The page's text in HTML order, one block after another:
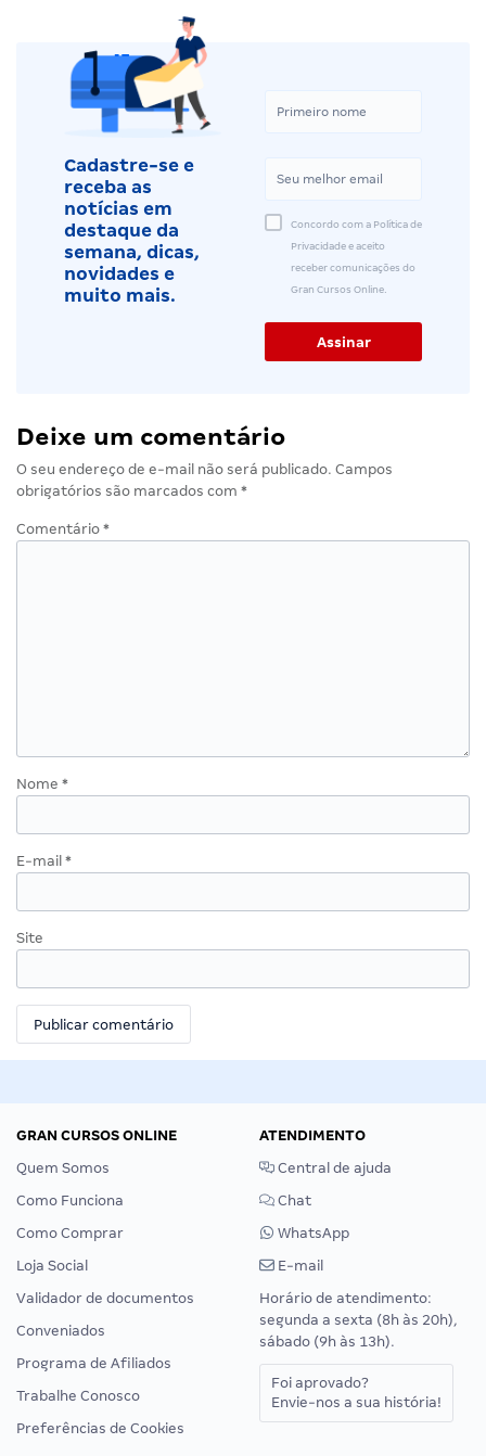
Cadastre-se e
receba as
notícias em
destaque da
semana, dicas,
novidades e
muito mais.
Concordo com a Política de
Privacidade e aceito
receber comunicações do
Gran Cursos Online.
Deixe um comentário
O seu endereço de e-mail não será publicado. Campos
obrigatórios são marcados com *
Comentário *
Nome *
E-mail *
Site
GRAN CURSOS ONLINE
Quem Somos
Como Funciona
Como Comprar
Loja Social
Validador de documentos
Conveniados
Programa de Afiliados
Trabalhe Conosco
Preferências de Cookies
ATENDIMENTO
Central de ajuda
Chat
WhatsApp
E-mail
Horário de atendimento:
segunda a sexta (8h às 20h),
sábado (9h às 13h).
Foi aprovado?
Envie-nos a sua história!